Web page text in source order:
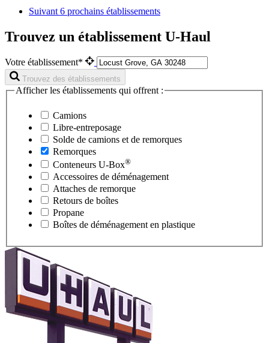
Suivant 6 prochains établissements
Trouvez un établissement U-Haul
Votre établissement*
Trouvez des établissements
Afficher les établissements qui offrent :
Camions
Libre-entreposage
Solde de camions et de remorques
Remorques
Conteneurs U-Box®
Accessoires de déménagement
Attaches de remorque
Retours de boîtes
Propane
Boîtes de déménagement en plastique